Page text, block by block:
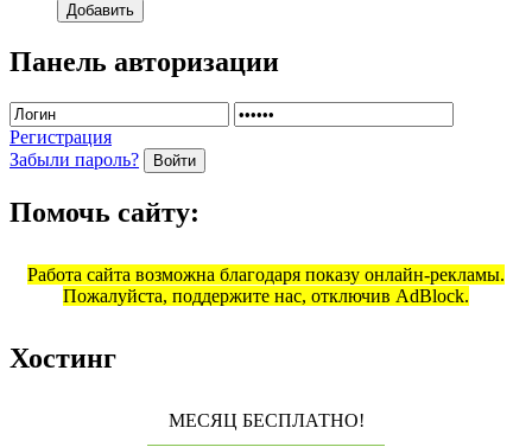
Добавить
Панель авторизации
Регистрация
Забыли пароль?
Войти
Помочь сайту:
Работа сайта возможна благодаря показу онлайн-рекламы.
Пожалуйста, поддержите нас, отключив AdBlock.
Хостинг
МЕСЯЦ БЕСПЛАТНО!